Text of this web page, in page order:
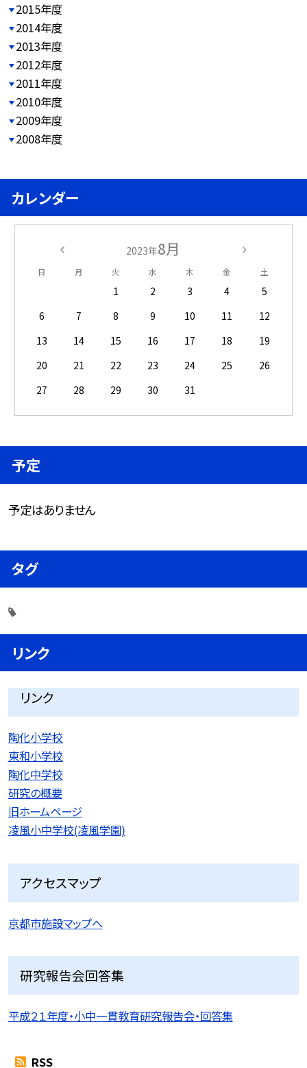
2015年度
2014年度
2013年度
2012年度
2011年度
2010年度
2009年度
2008年度
カレンダー
2023年8月
日 月 火 水 木 金 土
1 2 3 4
5
6
7 8 9 10 11
12
13
14 15 16 17 18
19
20
21 22 23 24 25
26
27
28 29 30 31
予定
予定はありません
タグ
リンク
リンク
陶化小学校
東和小学校
陶化中学校
研究の概要
旧ホームページ
凌風小中学校(凌風学園)
アクセスマップ
京都市施設マップへ
研究報告会回答集
平成２１年度・小中一貫教育研究報告会・回答集
RSS